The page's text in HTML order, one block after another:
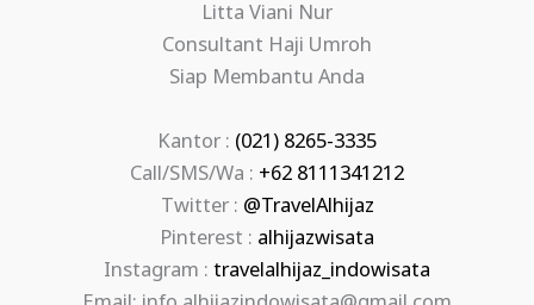
Litta Viani Nur
Consultant Haji Umroh
Siap Membantu Anda
Kantor : (021) 8265-3335
Call/SMS/Wa : +62 8111341212
Twitter : @TravelAlhijaz
Pinterest : alhijazwisata
Instagram : travelalhijaz_indowisata